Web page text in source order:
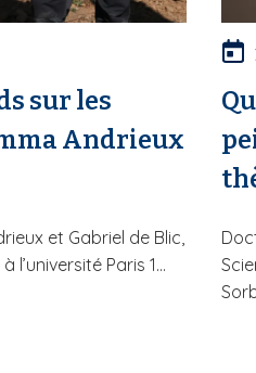
sur les
Andrieux
et Gabriel de Blic,
Paris 1...